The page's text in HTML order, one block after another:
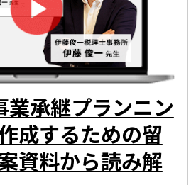
業承継プランニン
成するための留
資料から読み解